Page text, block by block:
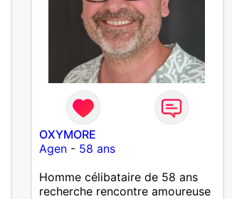
OXYMORE
Agen- 58 ans
Homme célibataire de 58 ans
recherche rencontre amoureuse